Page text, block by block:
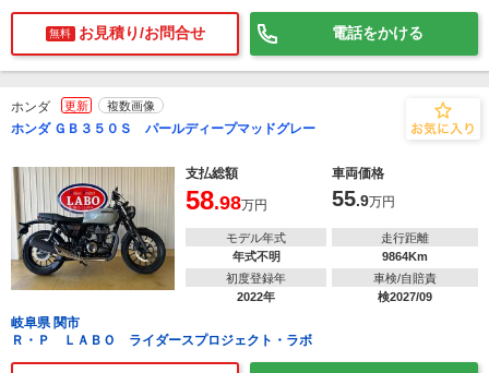
無料 お見積り/お問合せ 電話をかける
ホンダ 更新 複数画像
ホンダ ＧＢ３５０Ｓ パールディープマッドグレー
支払総額 車両価格
58.98万円 55.9万円
モデル年式
年式不明
走行距離
9864Km
初度登録年
2022年
車検/自賠責
検2027/09
岐阜県 関市
Ｒ・Ｐ ＬＡＢＯ ライダースプロジェクト・ラボ